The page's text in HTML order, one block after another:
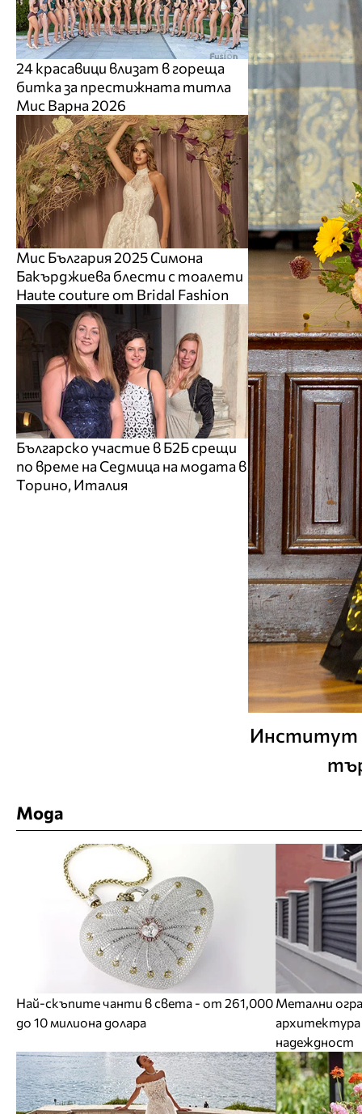
Институт
24 красавици влизат в гореща
битка за престижната титла
Мис Варна 2026
Мис България 2025 Симона
Бакърджиева блести с тоалети
Haute couture от Bridal Fashion
Българско участие в Б2Б срещи
по време на Седмица на модата в
Торино, Италия
Мода
Най-скъпите чанти в света - от 261,000
до 10 милиона долара
Метални
архитектура
надеждност